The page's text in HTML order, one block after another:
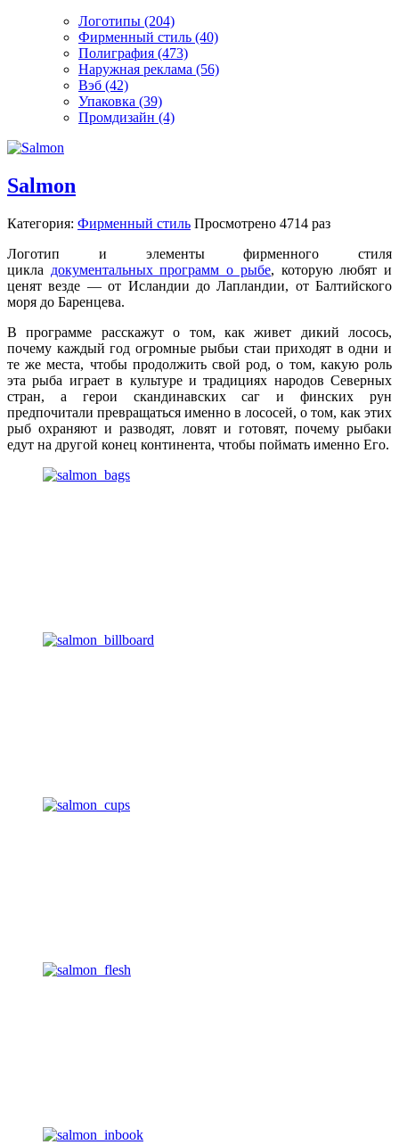
Логотипы (204)
Фирменный стиль (40)
Полиграфия (473)
Наружная реклама (56)
Вэб (42)
Упаковка (39)
Промдизайн (4)
Salmon
Категория: Фирменный стиль Просмотрено 4714 раз
Логотип и элементы фирменного стиля
цикла документальных программ о рыбе, которую любят и
ценят везде — от Исландии до Лапландии, от Балтийского
моря до Баренцева.
В программе расскажут о том, как живет дикий лосось,
почему каждый год огромные рыбьи стаи приходят в одни и
те же места, чтобы продолжить свой род, о том, какую роль
эта рыба играет в культуре и традициях народов Северных
стран, а герои скандинавских саг и финских рун
предпочитали превращаться именно в лососей, о том, как этих
рыб охраняют и разводят, ловят и готовят, почему рыбаки
едут на другой конец континента, чтобы поймать именно Его.